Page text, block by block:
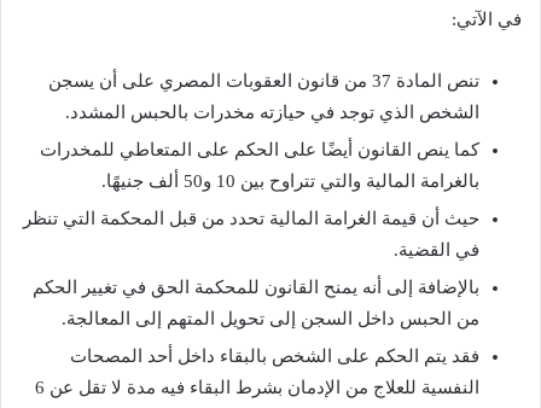
في الآتي:
تنص المادة 37 من قانون العقوبات المصري على أن يسجن
الشخص الذي توجد في حيازته مخدرات بالحبس المشدد.
كما ينص القانون أيضًا على الحكم على المتعاطي للمخدرات
بالغرامة المالية والتي تتراوح بين 10 و50 ألف جنيهًا.
حيث أن قيمة الغرامة المالية تحدد من قبل المحكمة التي تنظر
في القضية.
بالإضافة إلى أنه يمنح القانون للمحكمة الحق في تغيير الحكم
من الحبس داخل السجن إلى تحويل المتهم إلى المعالجة.
فقد يتم الحكم على الشخص بالبقاء داخل أحد المصحات
النفسية للعلاج من الإدمان بشرط البقاء فيه مدة لا تقل عن 6